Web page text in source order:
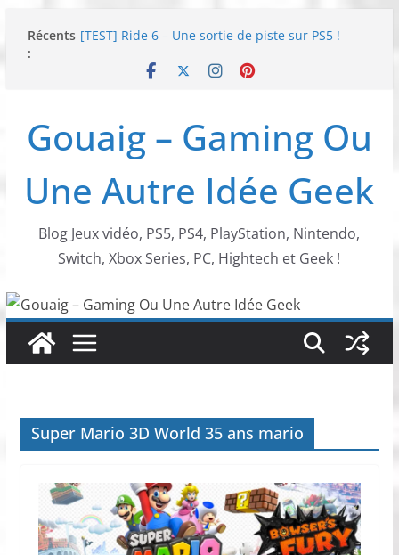
Récents
:
[TEST] Ride 6 – Une sortie de piste sur PS5 !
NEOGEO AES+ : La légende de l’arcade est de
SWITCH 2 : Nouveaux accessoires Turtle Beach X
Gouaig – Gaming Ou
Une Autre Idée Geek
Blog Jeux vidéo, PS5, PS4, PlayStation, Nintendo,
Switch, Xbox Series, PC, Hightech et Geek !
Super Mario 3D World 35 ans mario